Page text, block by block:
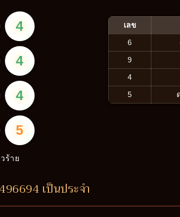
4
4
4
5
ร้าย
เลข
6
9
4
5
เป็นประจำ